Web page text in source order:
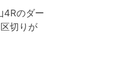
4Rのダー
切りが